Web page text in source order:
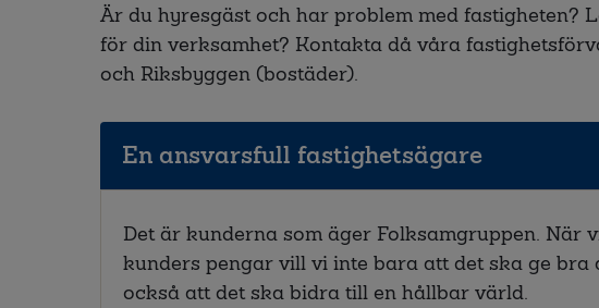
Är du hyresgäst och har problem med fastigheten?
för din verksamhet? Kontakta då våra
och Riksbyggen (bostäder).
En ansvarsfull fastighetsägare
Det är kunderna som äger Folksamgruppen. När
kunders pengar vill vi inte bara att det ska ge bra
också att det ska bidra till en hållbar värld.